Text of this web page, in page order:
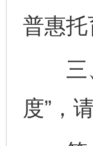
普惠
三、
度”，